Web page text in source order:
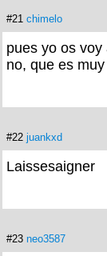
#21 chimelo
pues yo os
no, que es
#22 juankxd
Laissesaigner
#23 neo3587